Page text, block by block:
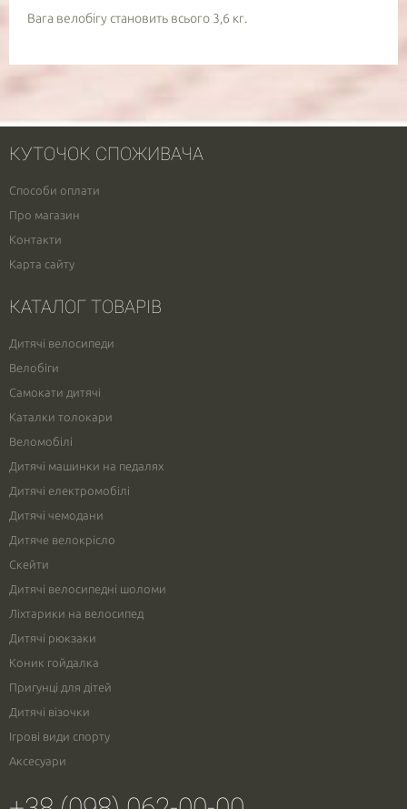
Вага велобігу становить всього 3,6 кг.
КУТОЧОК СПОЖИВАЧА
Способи оплати
Про магазин
Контакти
Карта сайту
КАТАЛОГ ТОВАРІВ
Дитячі велосипеди
Велобіги
Самокати дитячі
Каталки толокари
Веломобілі
Дитячі машинки на педалях
Дитячі електромобілі
Дитячі чемодани
Дитяче велокрісло
Скейти
Дитячі велосипедні шоломи
Ліхтарики на велосипед
Дитячі рюкзаки
Коник гойдалка
Пригунці для дітей
Дитячі візочки
Ігрові види спорту
Аксесуари